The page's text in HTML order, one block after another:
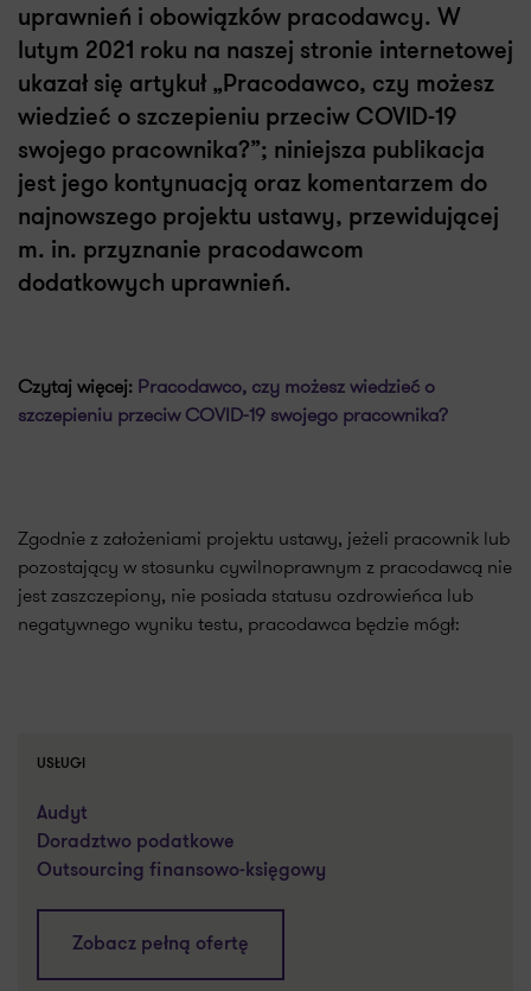
uprawnień i obowiązków pracodawcy. W
lutym 2021 roku na naszej stronie internetowej
ukazał się artykuł „Pracodawco, czy możesz
wiedzieć o szczepieniu przeciw COVID-19
swojego pracownika?”; niniejsza publikacja
jest jego kontynuacją oraz komentarzem do
najnowszego projektu ustawy, przewidującej
m. in. przyznanie pracodawcom
dodatkowych uprawnień.
Czytaj więcej: Pracodawco, czy możesz wiedzieć o
szczepieniu przeciw COVID-19 swojego pracownika?
Zgodnie z założeniami projektu ustawy, jeżeli pracownik lub
pozostający w stosunku cywilnoprawnym z pracodawcą nie
jest zaszczepiony, nie posiada statusu ozdrowieńca lub
negatywnego wyniku testu, pracodawca będzie mógł:
USŁUGI
Audyt
Doradztwo podatkowe
Outsourcing finansowo-księgowy
Zobacz pełną ofertę